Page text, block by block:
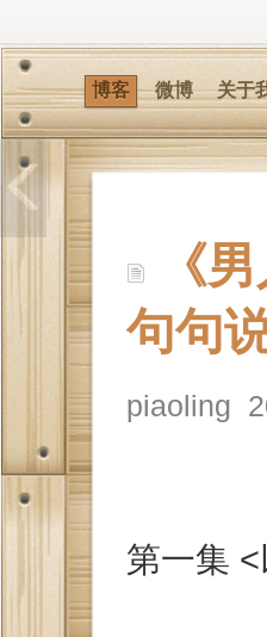
博客 微博 关于
《
句句
piaoling
第一集